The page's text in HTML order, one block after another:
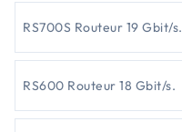
RS700S Routeur 19 Gbit/s.
RS600 Routeur 18 Gbit/s.